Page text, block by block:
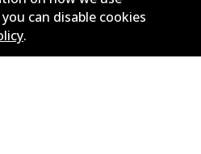
can disable cookies
.